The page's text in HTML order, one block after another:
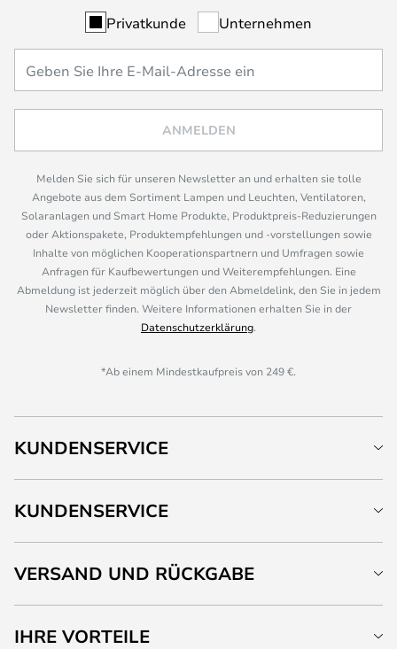
Privatkunde Unternehmen
ANMELDEN
Melden Sie sich für unseren Newsletter an und erhalten sie tolle
Angebote aus dem Sortiment Lampen und Leuchten, Ventilatoren,
Solaranlagen und Smart Home Produkte, Produktpreis-Reduzierungen
oder Aktionspakete, Produktempfehlungen und -vorstellungen sowie
Inhalte von möglichen Kooperationspartnern und Umfragen sowie
Anfragen für Kaufbewertungen und Weiterempfehlungen. Eine
Abmeldung ist jederzeit möglich über den Abmeldelink, den Sie in jedem
Newsletter finden. Weitere Informationen erhalten Sie in der
Datenschutzerklärung.
*Ab einem Mindestkaufpreis von 249 €.
KUNDENSERVICE
KUNDENSERVICE
VERSAND UND RÜCKGABE
IHRE VORTEILE